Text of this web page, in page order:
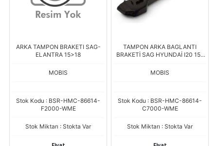
ARKA TAMPON BRAKETI SAG-
ELANTRA 15>18
MOBIS
Stok Kodu : BSR-HMC-86614-
F2000-WME
Stok Miktarı : Stokta Var
TAMPON ARKA BAGLANTI
BRAKETİ SAG HYUNDAİ I20 15-
MOBIS
Stok Kodu : BSR-HMC-86614-
C7000-WME
Stok Miktarı : Stokta Var